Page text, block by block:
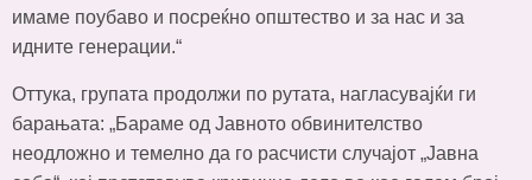
имаме поубаво и посреќно општество и за нас и за
идните генерации.“
Оттука, групата продолжи по рутата, нагласувајќи ги
барањата: „Бараме од Јавното обвинителство
неодложно и темелно да го расчисти случајот „Јавна